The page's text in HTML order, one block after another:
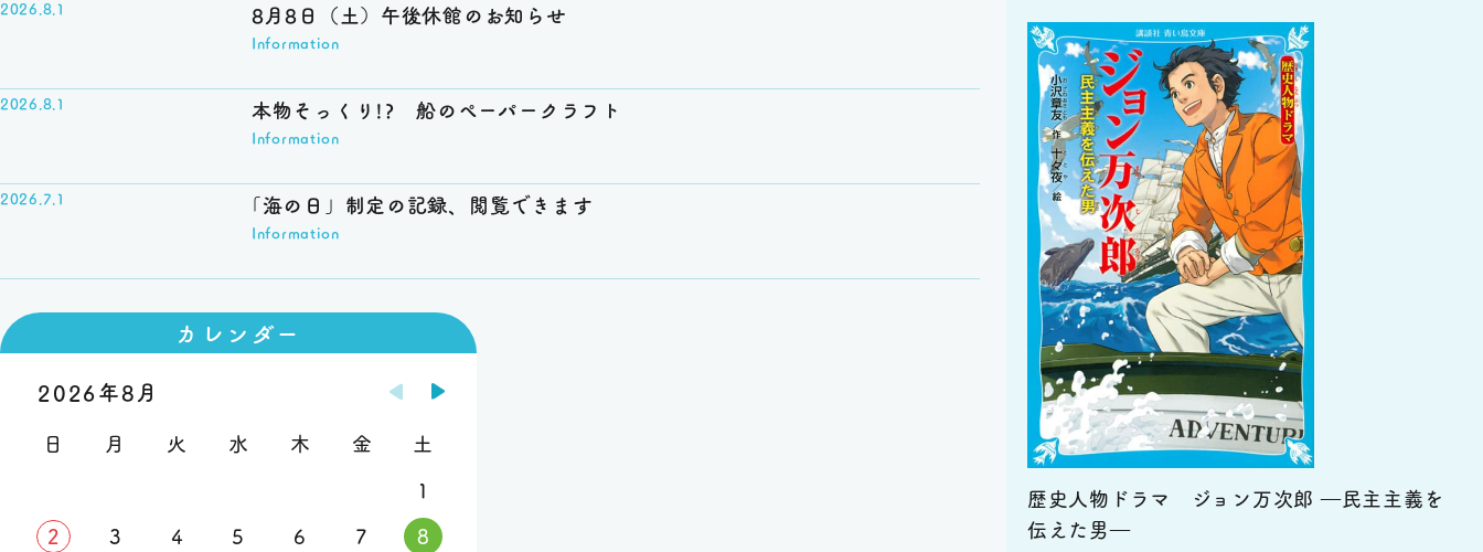
2026.8.1 8月8日（土）午後休館のお知らせ
Information
2026.8.1 本物そっくり!? 船のペーパークラフト
Information
2026.7.1 「 海の日」制定の記録、閲覧できます
Information
Information
2026.5.22 特集棚】今回の特集は『建築と船』です
全日本海員組合本部会館が日本サインデザイン賞銅賞を受賞しました
カレンダー
2026年8月
日 月 火 水 木 金
土
1
2
3 4 5 6 7
8
歴史人物ドラマ ジョン万次郎 ―民主主義を
伝えた男―